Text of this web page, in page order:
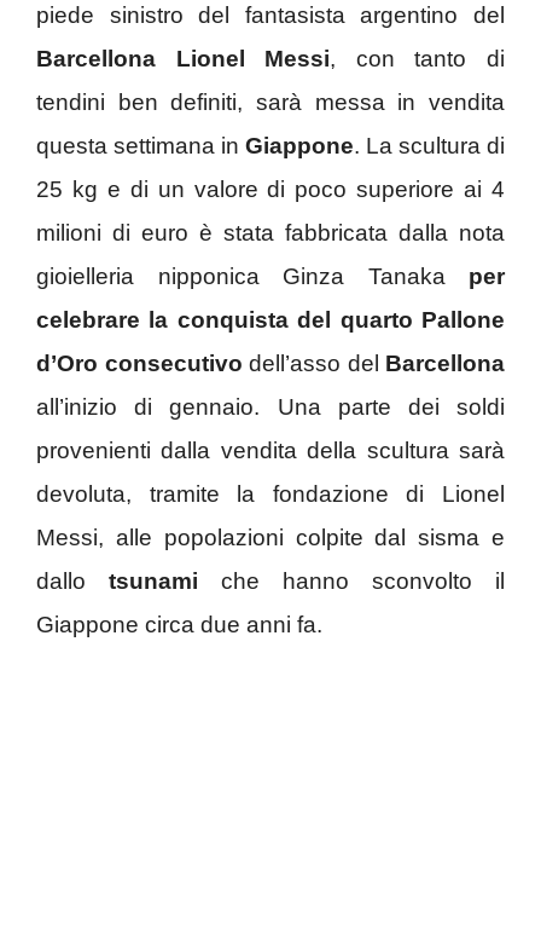
piede sinistro del fantasista argentino del
Barcellona Lionel Messi, con tanto di
tendini ben definiti, sarà messa in vendita
questa settimana in Giappone. La scultura di
25 kg e di un valore di poco superiore ai 4
milioni di euro è stata fabbricata dalla nota
gioielleria nipponica Ginza Tanaka per
celebrare la conquista del quarto Pallone
d’Oro consecutivo dell’asso del Barcellona
all’inizio di gennaio. Una parte dei soldi
provenienti dalla vendita della scultura sarà
devoluta, tramite la fondazione di Lionel
Messi, alle popolazioni colpite dal sisma e
dallo tsunami che hanno sconvolto il
Giappone circa due anni fa.